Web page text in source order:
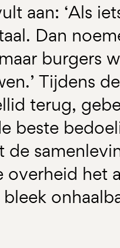
aan: ‘Als
Dan
burgers
Tijdens
terug,
beste
de
overheid het